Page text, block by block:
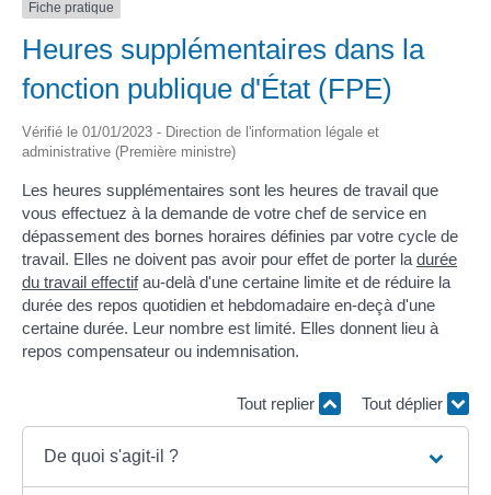
Fiche pratique
Heures supplémentaires dans la
fonction publique d'État (FPE)
Vérifié le 01/01/2023 - Direction de l'information légale et
administrative (Première ministre)
Les heures supplémentaires sont les heures de travail que
vous effectuez à la demande de votre chef de service en
dépassement des bornes horaires définies par votre cycle de
travail. Elles ne doivent pas avoir pour effet de porter ladurée
du travail effectifau-delà d'une certaine limite et de réduire la
durée des repos quotidien et hebdomadaire en-deçà d'une
certaine durée. Leur nombre est limité. Elles donnent lieu à
repos compensateur ou indemnisation.
Tout replier Tout déplier
De quoi s'agit-il ?